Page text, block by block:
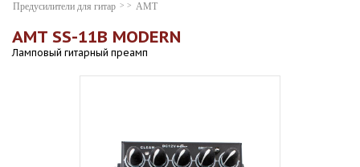
Предусилители для гитар
AMT
AMT SS-11B MODERN
Ламповый гитарный преамп